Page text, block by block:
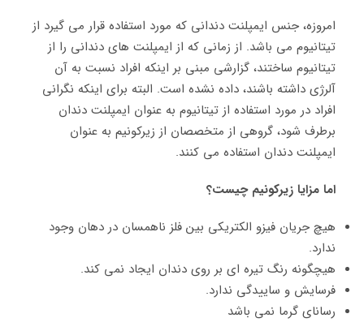
امروزه، جنس ایمپلنت دندانی که مورد استفاده قرار می گیرد از
تیتانیوم می باشد. از زمانی که از ایمپلنت های دندانی را از
تیتانیوم ساختند، گزارشی مبنی بر اینکه افراد نسبت به آن
آلرژی داشته باشند، داده نشده است. البته برای اینکه نگرانی
افراد در مورد استفاده از تیتانیوم به عنوان ایمپلنت دندان
برطرف شود، گروهی از متخصصان از زیرکونیم به عنوان
ایمپلنت دندان استفاده می کنند.
اما مزایا زیرکونیم چیست؟
هیچ جریان فیزو الکتریکی بین فلز ناهمسان در دهان وجود
ندارد.
هیچگونه رنگ تیره ای بر روی دندان ایجاد نمی کند.
فرسایش و ساییدگی ندارد.
رسانای گرما نمی باشد